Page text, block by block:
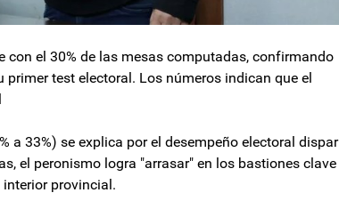
el 30% de las mesas computadas, confirmando
test electoral. Los números indican que el
a 33%) se explica por el desempeño electoral dispar
el peronismo logra "arrasar" en los bastiones clave
provincial.